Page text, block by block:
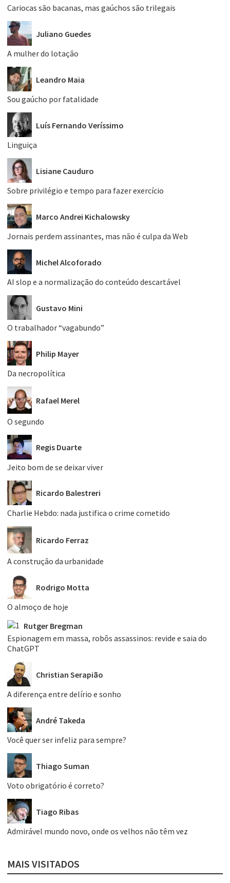
Cariocas são bacanas, mas gaúchos são trilegais
Juliano Guedes
A mulher do lotação
Leandro Maia
Sou gaúcho por fatalidade
Luís Fernando Veríssimo
Linguiça
Lisiane Cauduro
Sobre privilégio e tempo para fazer exercício
Marco Andrei Kichalowsky
Jornais perdem assinantes, mas não é culpa da Web
Michel Alcoforado
AI slop e a normalização do conteúdo descartável
Gustavo Mini
O trabalhador “vagabundo”
Philip Mayer
Da necropolítica
Rafael Merel
O segundo
Regis Duarte
Jeito bom de se deixar viver
Ricardo Balestreri
Charlie Hebdo: nada justifica o crime cometido
Ricardo Ferraz
A construção da urbanidade
Rodrigo Motta
O almoço de hoje
Rutger Bregman
Espionagem em massa, robôs assassinos: revide e saia do
ChatGPT
Christian Serapião
A diferença entre delírio e sonho
André Takeda
Você quer ser infeliz para sempre?
Thiago Suman
Voto obrigatório é correto?
Tiago Ribas
Admirável mundo novo, onde os velhos não têm vez
MAIS VISITADOS